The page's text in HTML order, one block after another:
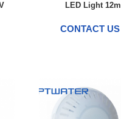
LED Light 12m
CONTACT US